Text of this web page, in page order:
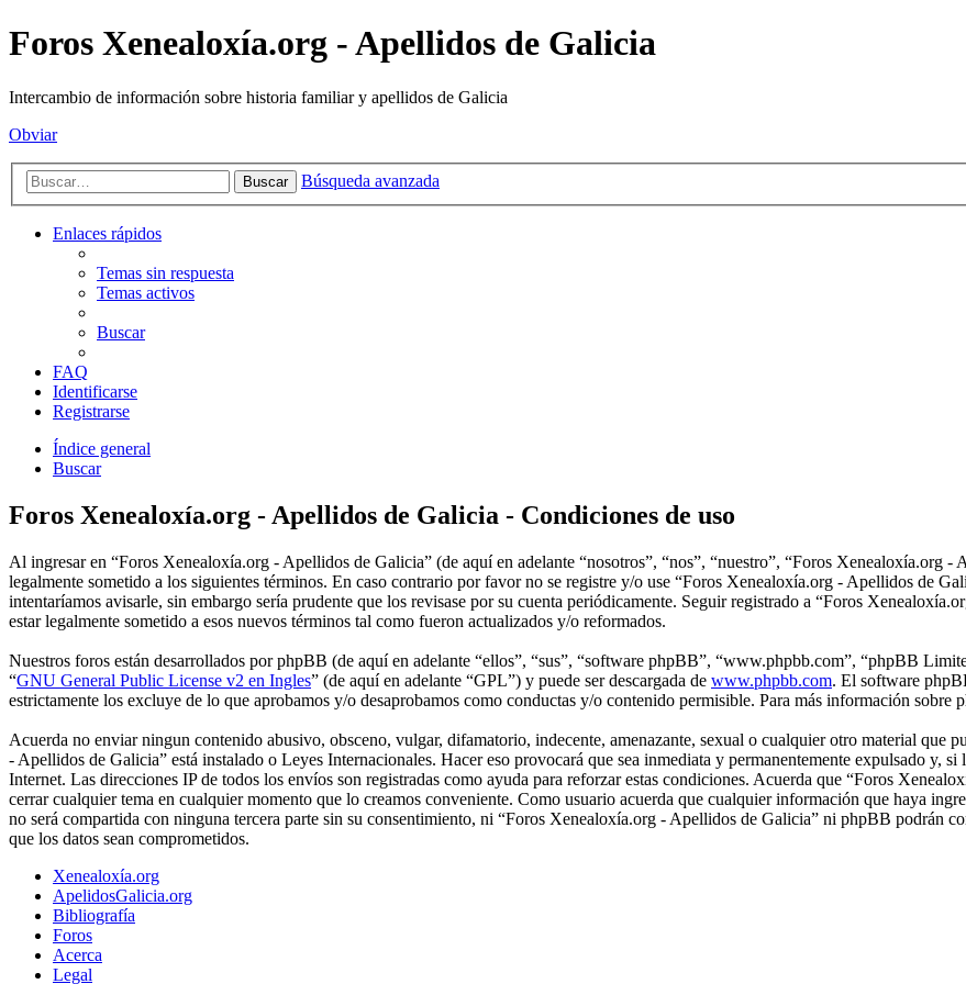
Foros Xenealoxía.org - Apellidos de Galicia
Intercambio de información sobre historia familiar y apellidos de Galicia
Obviar
Buscar Búsqueda avanzada
Enlaces rápidos
Temas sin respuesta
Temas activos
Buscar
FAQ
Identificarse
Registrarse
Índice general
Buscar
Foros Xenealoxía.org - Apellidos de Galicia - Condiciones de uso
Al ingresar en “Foros Xenealoxía.org - Apellidos de Galicia” (de aquí en adelante “nosotros”, “nos”, “nuestro”, “Foros Xenealoxía.org
legalmente sometido a los siguientes términos. En caso contrario por favor no se registre y/o use “Foros Xenealoxía.org - Apellidos de
intentaríamos avisarle, sin embargo sería prudente que los revisase por su cuenta periódicamente. Seguir registrado a “Foros
estar legalmente sometido a esos nuevos términos tal como fueron actualizados y/o reformados.
Nuestros foros están desarrollados por phpBB (de aquí en adelante “ellos”, “sus”, “software phpBB”, “www.phpbb.com”, “phpBB
“GNU General Public License v2 en Ingles” (de aquí en adelante “GPL”) y puede ser descargada de www.phpbb.com. El software
estrictamente los excluye de lo que aprobamos y/o desaprobamos como conductas y/o contenido permisible. Para más información sobre
Acuerda no enviar ningun contenido abusivo, obsceno, vulgar, difamatorio, indecente, amenazante, sexual o cualquier otro material que
- Apellidos de Galicia” está instalado o Leyes Internacionales. Hacer eso provocará que sea inmediata y permanentemente expulsado y,
Internet. Las direcciones IP de todos los envíos son registradas como ayuda para reforzar estas condiciones. Acuerda que “Foros
cerrar cualquier tema en cualquier momento que lo creamos conveniente. Como usuario acuerda que cualquier información que haya
no será compartida con ninguna tercera parte sin su consentimiento, ni “Foros Xenealoxía.org - Apellidos de Galicia” ni phpBB podrán
que los datos sean comprometidos.
Xenealoxía.org
ApelidosGalicia.org
Bibliografía
Foros
Acerca
Legal